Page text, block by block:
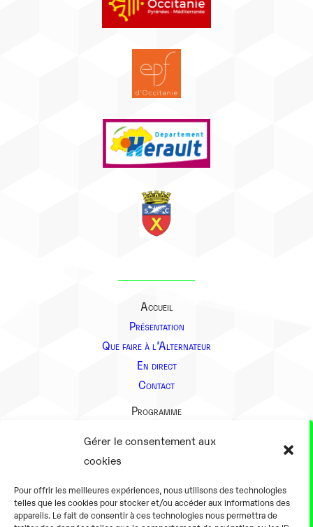
Gérer le consentement aux
cookies
Pour offrir les meilleures expériences, nous utilisons des technologies
telles que les cookies pour stocker et/ou accéder aux informations des
appareils. Le fait de consentir à ces technologies nous permettra de
Accueil
Présentation
Que faire à l’Alternateur
En direct
Contact
Programme
Présentation
En pratique
Tarifs et horaires